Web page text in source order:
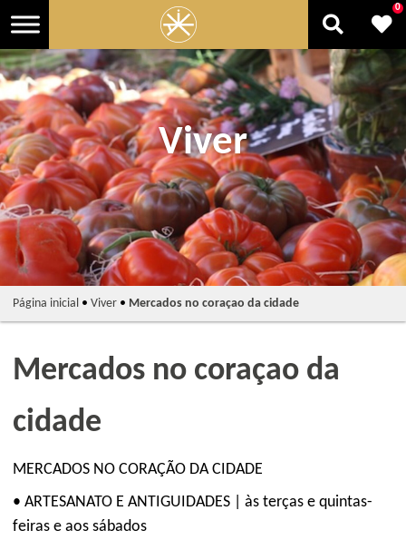
Viver
0
Página inicial• Viver• Mercados no coraçao da cidade
Mercados no coraçao da
cidade
MERCADOS NO CORAÇÃO DA CIDADE
• ARTESANATO E ANTIGUIDADES | às terças e quintas-
feiras e aos sábados